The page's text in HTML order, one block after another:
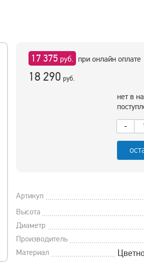
17 375 руб. при онлайн оплате
18 290 руб.
нет в
-
Артикул
Высота
Диаметр
Производитель
Материал